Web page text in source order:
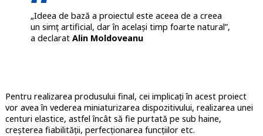
„Ideea de bază a proiectul este aceea de a creea
un simț artificial, dar în același timp foarte natural”,
a declarat Alin Moldoveanu
Pentru realizarea produsului final, cei implicați în acest proiect
vor avea în vederea miniaturizarea dispozitivului, realizarea unei
centuri elastice, astfel încât să fie purtată pe sub haine,
creșterea fiabilității, perfecționarea funcțiilor etc.